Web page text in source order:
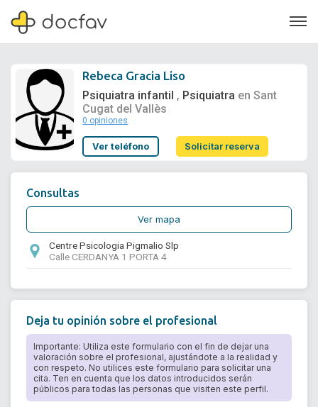
Quiénes somos
Rebeca Gracia Liso
Psiquiatra infantil , Psiquiatra en Sant
Cugat del Vallès
0 opiniones
Ver teléfono Solicitar reserva
Consultas
Ver mapa
Centre Psicologia Pigmalio Slp
Calle CERDANYA 1 PORTA 4
Deja tu opinión sobre el profesional
Importante: Utiliza este formulario con el fin de dejar una
valoración sobre el profesional, ajustándote a la realidad y
con respeto. No utilices este formulario para solicitar una
cita. Ten en cuenta que los datos introducidos serán
públicos para todas las personas que visiten este perfil.